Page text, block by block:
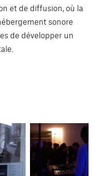
et de diffusion, où la
sonore
de développer un